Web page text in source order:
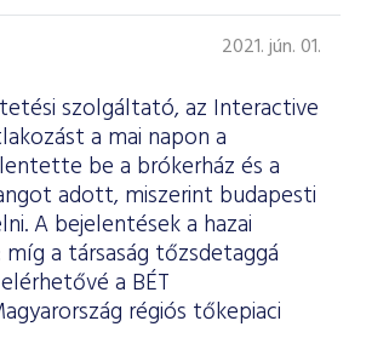
2021. jún. 01.
szolgáltató, az Interactive
a mai napon a
be a brókerház és a
adott, miszerint budapesti
A bejelentések a hazai
a társaság tőzsdetaggá
a BÉT
régiós tőkepiaci